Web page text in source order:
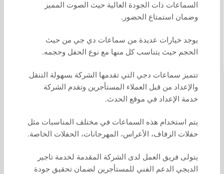
السماعات ذات الجودة العالية حيث الصوت المميز
وضمان استمتاع الحضور.
يوجد خيارات عديدة من سماعات دي جي من حيث
الحجم حيث يتناسب كل منها مع نوع الحفل وحجمه.
تتميز سماعات دجي التي تقدمها الشركة بسهولة التنقل
والإعداد من قبل العملاء المستأجرين وتقدم الشركة
خدمة الإعداد في موقع الحدث.
يتم استخدام هذه السماعات في مختلف المناسبات مثل
حفلات الزفاف، الأعراس، المهرجانات، الحفلات الخاصة.
يتولى فريق العمل لدى الشركة المقدمة لخدمة تاجير
الديجي الدعم الفني للمستأجرين لضمان تحقيق جودة